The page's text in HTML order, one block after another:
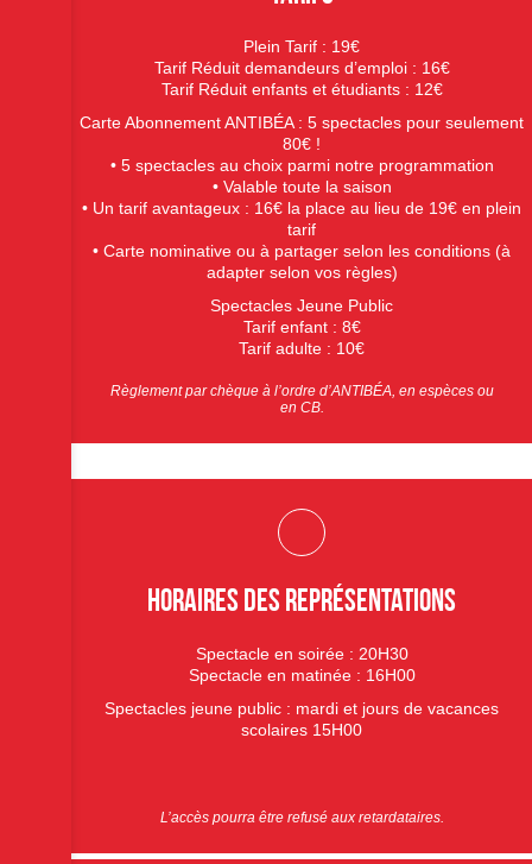
Plein Tarif : 19€
Tarif Réduit demandeurs d’emploi : 16€
Tarif Réduit enfants et étudiants : 12€
Carte Abonnement ANTIBÉA : 5 spectacles pour seulement
80€ !
• 5 spectacles au choix parmi notre programmation
• Valable toute la saison
• Un tarif avantageux : 16€ la place au lieu de 19€ en plein
tarif
• Carte nominative ou à partager selon les conditions (à
adapter selon vos règles)
Spectacles Jeune Public
Tarif enfant : 8€
Tarif adulte : 10€
Règlement par chèque à l’ordre d’ANTIBÉA, en espèces ou
en CB.
Horaires des représentations
Spectacle en soirée : 20H30
Spectacle en matinée : 16H00
Spectacles jeune public : mardi et jours de vacances
scolaires 15H00
L’accès pourra être refusé aux retardataires.